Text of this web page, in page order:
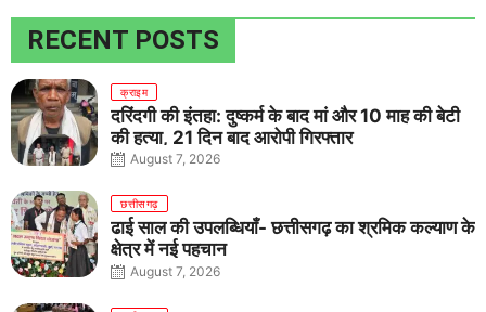
RECENT POSTS
क्राइम
दरिंदगी की इंतहा: दुष्कर्म के बाद मां और 10 माह की बेटी
की हत्या, 21 दिन बाद आरोपी गिरफ्तार
August 7, 2026
छत्तीसगढ़
ढाई साल की उपलब्धियाँ- छत्तीसगढ़ का श्रमिक कल्याण के
क्षेत्र में नई पहचान
August 7, 2026